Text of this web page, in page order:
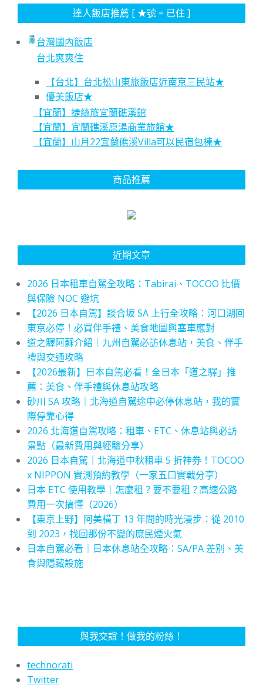
達人飯店推薦 [ ★號 = 已住 ]
台灣國內飯店
台北爽爽住
【台北】台北松山東旅飯店近南京三民站★
優美飯店★
【宜蘭】捷絲旅宜蘭礁溪館
【宜蘭】宜蘭礁溪原湯商業旅館★
【宜蘭】山月22宜蘭礁溪Villa可以民宿包棟★
商品推薦
近期文章
2026 日本租車自駕全攻略：Tabirai、TOCOO 比價
與保險 NOC 避坑
【2026 日本自駕】談合坂 SA 上行全攻略：河口湖回
東京必停！必買伴手禮、美食地圖與塞車應對
道之驛阿蘇介紹｜九州自駕必訪休息站，美食、伴手
禮與交通攻略
【2026最新】日本自駕必看！全日本「道之驛」推
薦：美食、伴手禮與休息站攻略
砂川 SA 攻略｜北海道自駕途中必停休息站，我的實
際停靠心得
2026 北海道自駕攻略：租車、ETC、休息站與必訪
景點（最新費用與經驗分享）
2026 日本自駕｜北海道中秋租車 5 折神券！TOCOO
x NIPPON 實測預約教學（一家五口實戰分享）
日本 ETC 使用教學｜怎麼租？要不要租？高速公路
費用一次搞懂（2026）
【東京上野】阿美橫丁 13 年間的時光漫步：從 2010
到 2023，找回那份不變的庶民煙火氣
日本自駕必看｜日本休息站全攻略：SA/PA 差別、美
食與隱藏設施
與我交誼！做我的粉絲！
technorati
Twitter